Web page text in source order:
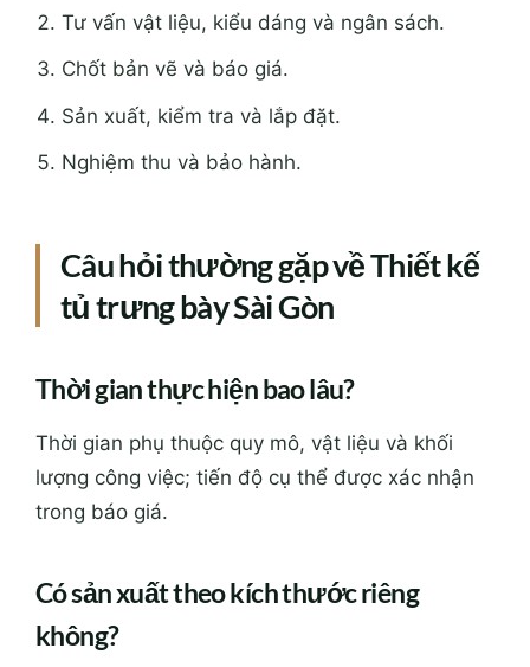
Tư vấn vật liệu, kiểu dáng và ngân sách.
Chốt bản vẽ và báo giá.
Sản xuất, kiểm tra và lắp đặt.
Nghiệm thu và bảo hành.
Câu hỏi thường gặp về Thiết kế
tủ trưng bày Sài Gòn
Thời gian thực hiện bao lâu?
Thời gian phụ thuộc quy mô, vật liệu và khối
lượng công việc; tiến độ cụ thể được xác nhận
trong báo giá.
Có sản xuất theo kích thước riêng
không?